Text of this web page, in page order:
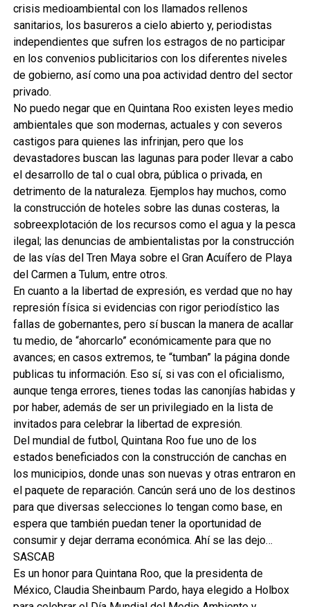
crisis medioambiental con los llamados rellenos
sanitarios, los basureros a cielo abierto y, periodistas
independientes que sufren los estragos de no participar
en los convenios publicitarios con los diferentes niveles
de gobierno, así como una poa actividad dentro del sector
privado.
No puedo negar que en Quintana Roo existen leyes medio
ambientales que son modernas, actuales y con severos
castigos para quienes las infrinjan, pero que los
devastadores buscan las lagunas para poder llevar a cabo
el desarrollo de tal o cual obra, pública o privada, en
detrimento de la naturaleza. Ejemplos hay muchos, como
la construcción de hoteles sobre las dunas costeras, la
sobreexplotación de los recursos como el agua y la pesca
ilegal; las denuncias de ambientalistas por la construcción
de las vías del Tren Maya sobre el Gran Acuífero de Playa
del Carmen a Tulum, entre otros.
En cuanto a la libertad de expresión, es verdad que no hay
represión física si evidencias con rigor periodístico las
fallas de gobernantes, pero sí buscan la manera de acallar
tu medio, de “ahorcarlo” económicamente para que no
avances; en casos extremos, te “tumban” la página donde
publicas tu información. Eso sí, si vas con el oficialismo,
aunque tenga errores, tienes todas las canonjías habidas y
por haber, además de ser un privilegiado en la lista de
invitados para celebrar la libertad de expresión.
Del mundial de futbol, Quintana Roo fue uno de los
estados beneficiados con la construcción de canchas en
los municipios, donde unas son nuevas y otras entraron en
el paquete de reparación. Cancún será uno de los destinos
para que diversas selecciones lo tengan como base, en
espera que también puedan tener la oportunidad de
consumir y dejar derrama económica. Ahí se las dejo…
SASCAB
Es un honor para Quintana Roo, que la presidenta de
México, Claudia Sheinbaum Pardo, haya elegido a Holbox